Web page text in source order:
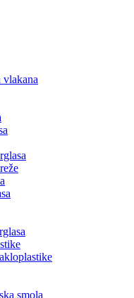
smola